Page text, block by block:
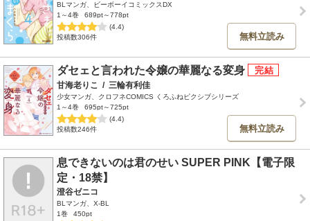
BLマンガ、ビーボーイコミックスDX
1～4巻
689pt～778pt
(4.4)
投稿数306件
無料立読み
ダセェと言われた令嬢の華麗なる変身
甘海老りこ / 三輪有利佳
少女マンガ、クロフネCOMICS くろふねピクシブシリーズ
1～4巻
695pt～725pt
(4.4)
投稿数246件
無料立読み
息できないのは君のせい SUPER PINK【電子限
定・18禁】
澄谷ゼニコ
BLマンガ、X-BL
1巻
450pt